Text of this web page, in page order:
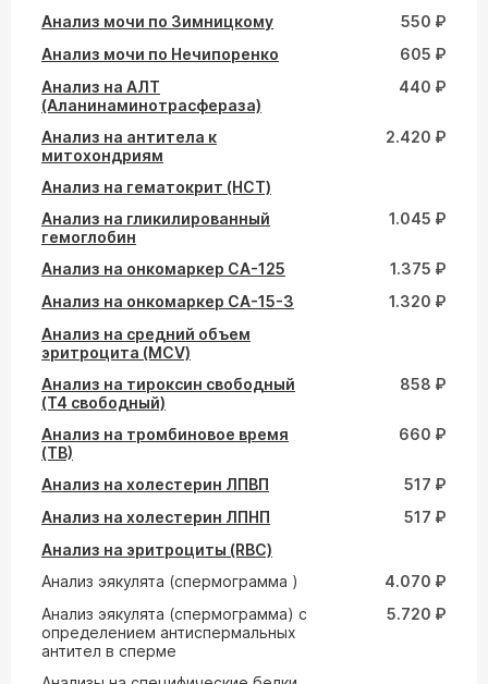
Анализ мочи по Зимницкому
550 ₽
Анализ мочи по Нечипоренко
605 ₽
Анализ на АЛТ
(Аланинаминотрасфераза)
440 ₽
Анализ на антитела к
митохондриям
2.420 ₽
Анализ на гематокрит (HCT)
Анализ на гликилированный
гемоглобин
1.045 ₽
Анализ на онкомаркер СА-125
1.375 ₽
Анализ на онкомаркер СА-15-3
1.320 ₽
Анализ на средний объем
эритроцита (MCV)
Анализ на тироксин свободный
(Т4 свободный)
858 ₽
Анализ на тромбиновое время
(ТВ)
660 ₽
Анализ на холестерин ЛПВП
517 ₽
Анализ на холестерин ЛПНП
517 ₽
Анализ на эритроциты (RBC)
Анализ эякулята (спермограмма )
4.070 ₽
Анализ эякулята (спермограмма) с
определением антиспермальных
антител в сперме
5.720 ₽